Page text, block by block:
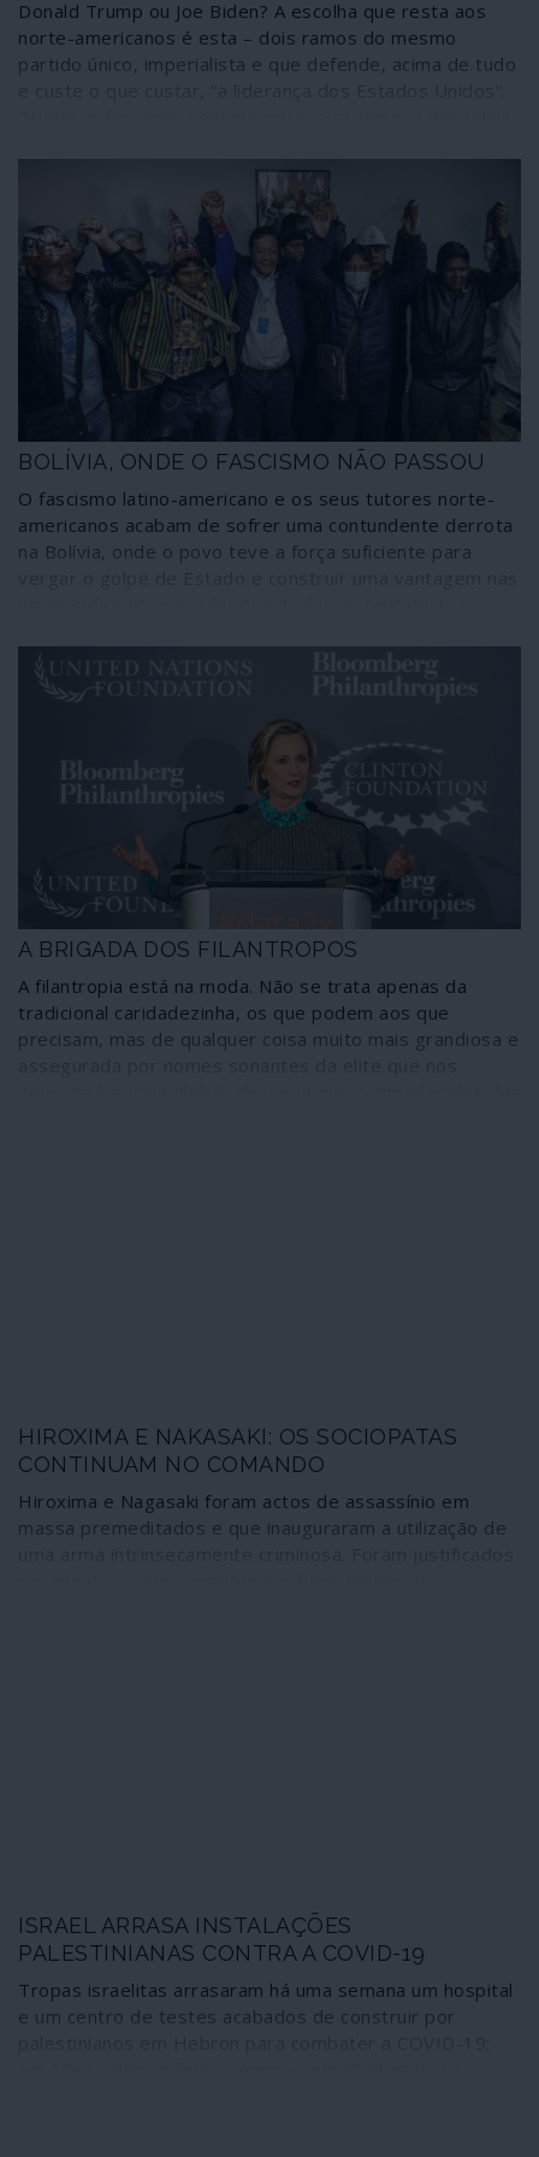
Donald Trump ou Joe Biden? A escolha que resta aos
norte-americanos é esta – dois ramos do mesmo
partido único, imperialista e que defende, acima de tudo
neoliberalismo adequado ao nacionalismo ultramontano
que faz parte da sua essência, o culto dos golpes e da
guerra simulando recuos para consumo interno; Biden, o
autoritarismo sorridente, o racismo cínico e
envernizado, golpes onde for preciso, como o da
Ucrânia, guerras a la carte, como a chacina da Líbia; o
neoliberalismo globalista e expansionista ancorado num
reforço da NATO. Eis a opção que resta aos norte-
americanos, com impactos na vida de todos nós. Que
BOLÍVIA, ONDE O FASCISMO NÃO PASSOU
O fascismo latino-americano e os seus tutores norte-
americanos acabam de sofrer uma contundente derrota
na Bolívia, onde o povo teve a força suficiente para
tentar institucionalizar a ditadura. Os pouco mais de dez
pontos de vantagem alcançados por Evo Morales na
agora em 20 pontos e no apoio de mais de metade dos
eleitores a Luís Arce, representante do Movimento para
o Socialismo (MAS) e ex-ministro da economia. Uma
vitória que não deixa margem para dúvidas e torna
ainda mais vergonhosos os apoios activos ou
silenciosos que foram dados ao golpe fascista por
instâncias internacionais, entre elas a União Europeia e
os seus governos.
A BRIGADA DOS FILANTROPOS
A filantropia está na moda. Não se trata apenas da
tradicional caridadezinha, os que podem aos que
precisam, mas de qualquer coisa muito mais grandiosa e
HIROXIMA E NAKASAKI: OS SOCIOPATAS
CONTINUAM NO COMANDO
Hiroxima e Nagasaki foram actos de assassínio em
massa premeditados e que inauguraram a utilização de
ISRAEL ARRASA INSTALAÇÕES
PALESTINIANAS CONTRA A COVID-19
Tropas israelitas arrasaram há uma semana um hospital
e um centro de testes acabados de construir por